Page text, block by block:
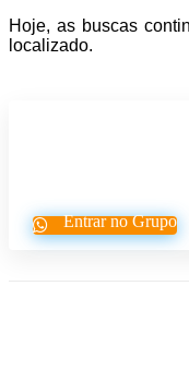
Hoje, as buscas
localizado.
Entrar no Grupo